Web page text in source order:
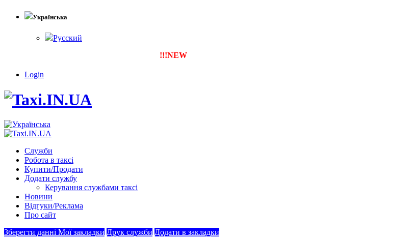
Українська
Русский
!!!NEW Тепер ти можеш зареєструвати власну службу таксі з будь-якого міста
Login
Служби
Робота в таксі
Купити/Продати
Додати службу
Керування службами таксі
Новини
Відгуки/Реклама
Про сайт
Зберегти данні Мої закладки Друк служби Додати в закладки